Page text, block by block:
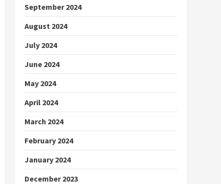
September 2024
August 2024
July 2024
June 2024
May 2024
April 2024
March 2024
February 2024
January 2024
December 2023